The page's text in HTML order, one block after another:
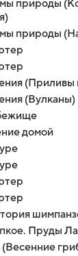
природы
природы
(Приливы
(Вулканы)
домой
Пруды
(Весенние